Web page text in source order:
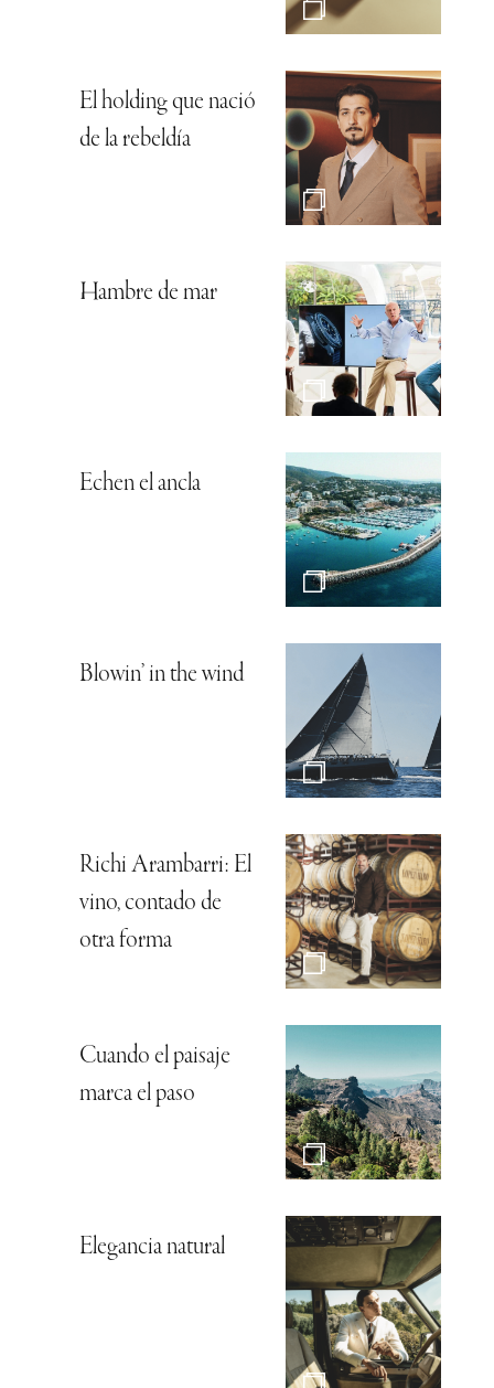
El holding que nació
de la rebeldía
Hambre de mar
Echen el ancla
Blowin’ in the wind
Richi Arambarri: El
vino, contado de
otra forma
Cuando el paisaje
marca el paso
Elegancia natural